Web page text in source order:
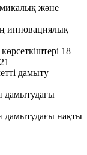
және
инновациялық
18
дамыту
дамытудағы
дамытудағы нақты